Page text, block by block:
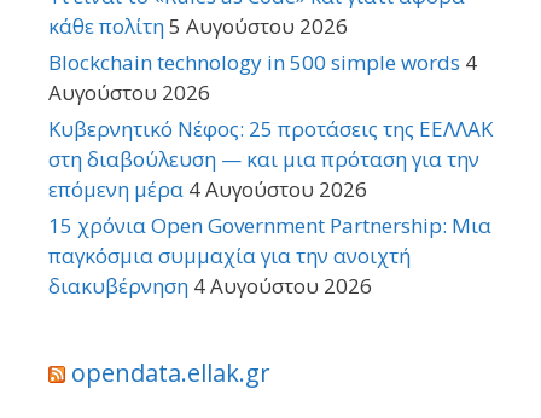
κάθε πολίτη5 Αυγούστου 2026
Blockchain technology in 500 simple words 4
Αυγούστου 2026
Κυβερνητικό Νέφος: 25 προτάσεις της ΕΕΛΛΑΚ
στη διαβούλευση — και μια πρόταση για την
επόμενη μέρα 4 Αυγούστου 2026
15 χρόνια Open Government Partnership: Μια
παγκόσμια συμμαχία για την ανοιχτή
διακυβέρνηση 4 Αυγούστου 2026
opendata.ellak.gr